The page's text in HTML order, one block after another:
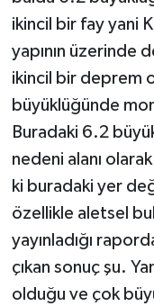
ikincil bir fay yani
yapının üzerinde
ikincil bir deprem
büyüklüğünde
Buradaki 6.2
nedeni alanı
ki buradaki yer
özellikle aletsel
yayınladığı
çıkan sonuç şu.
olduğu ve çok